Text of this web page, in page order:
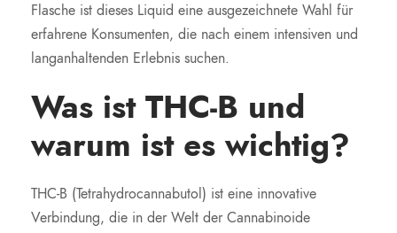
Flasche ist dieses Liquid eine ausgezeichnete Wahl für
erfahrene Konsumenten, die nach einem intensiven und
langanhaltenden Erlebnis suchen.
Was ist THC-B und
warum ist es wichtig?
THC-B (Tetrahydrocannabutol) ist eine innovative
Verbindung, die in der Welt der Cannabinoide